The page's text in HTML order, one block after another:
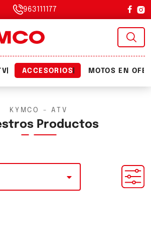
963111177
ACCESORIOS MOTOS EN
KYMCO - ATV
Productos